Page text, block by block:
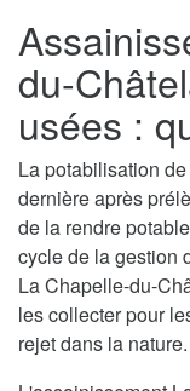
du-
usées :
La potabilisation
dernière après
de la rendre
cycle de la gestion
La Chapelle-du-
les collecter pour
rejet dans la nature.